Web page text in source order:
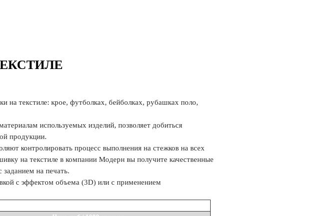
текстиле: крое, футболках, бейболках, рубашках поло,
используемых изделий, позволяет добиться
продукции.
контролировать процесс выполнения на стежков на всех
на текстиле в компании Модерн вы получите качественные
заданием на печать.
с эффектом объема (3D) или с применением